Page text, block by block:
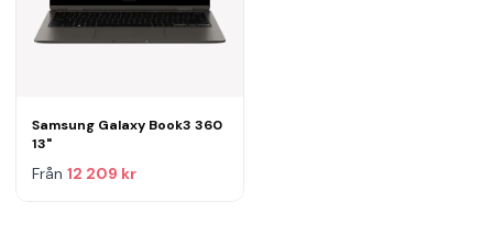
Samsung Galaxy Book3 360
13"
Från 12 209 kr